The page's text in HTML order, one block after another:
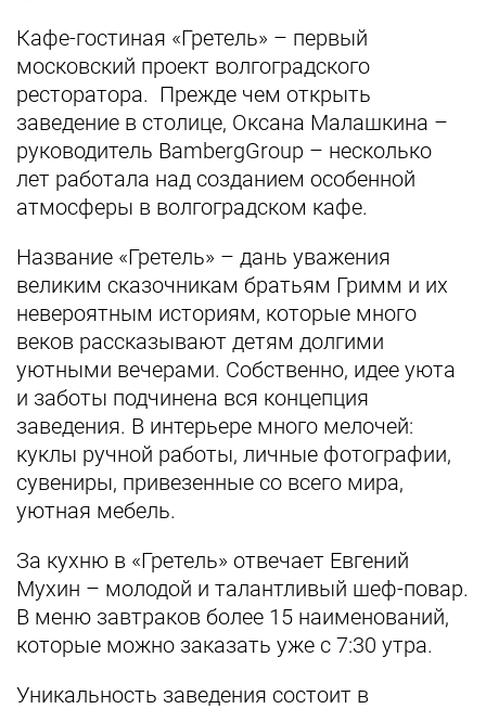
Кафе-гостиная «Гретель» – первый
московский проект волгоградского
ресторатора. Прежде чем открыть
заведение в столице, Оксана Малашкина –
руководитель BambergGroup – несколько
лет работала над созданием особенной
атмосферы в волгоградском кафе.
Название «Гретель» – дань уважения
великим сказочникам братьям Гримм и их
невероятным историям, которые много
веков рассказывают детям долгими
уютными вечерами. Собственно, идее уюта
и заботы подчинена вся концепция
заведения. В интерьере много мелочей:
куклы ручной работы, личные фотографии,
сувениры, привезенные со всего мира,
уютная мебель.
За кухню в «Гретель» отвечает Евгений
Мухин – молодой и талантливый шеф-повар.
В меню завтраков более 15 наименований,
которые можно заказать уже с 7:30 утра.
Уникальность заведения состоит в